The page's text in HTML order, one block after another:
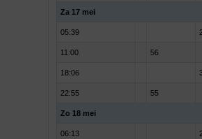
Za 17 mei
05:39
11:00 56
18:06
22:55 55
Zo 18 mei
06:13